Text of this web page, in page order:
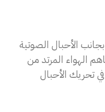
الأحبال الصوتية
الهواء المرتد من
في تحريك الأحبال